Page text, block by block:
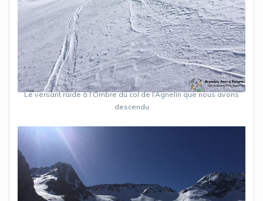
Le versant raide à l’Ombre du col de l’Agnelin que nous avons
descendu